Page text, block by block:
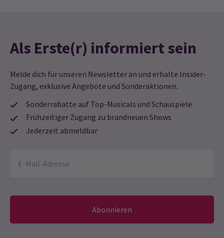
Als Erste(r) informiert sein
Melde dich für unseren Newsletter an und erhalte Insider-
Zugang, exklusive Angebote und Sonderaktionen.
Sonderrabatte auf Top-Musicals und Schauspiele
Frühzeitiger Zugang zu brandneuen Shows
Jederzeit abmeldbar
Abonnieren